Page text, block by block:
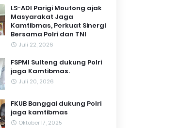
LS-ADI Parigi Moutong ajak
Masyarakat Jaga
Kamtibmas, Perkuat Sinergi
Bersama Polri dan TNI
Juli 22, 2026
FSPMI Sulteng dukung Polri
jaga Kamtibmas.
Juli 20, 2026
FKUB Banggai dukung Polri
jaga kamtibmas
Oktober 17, 2025